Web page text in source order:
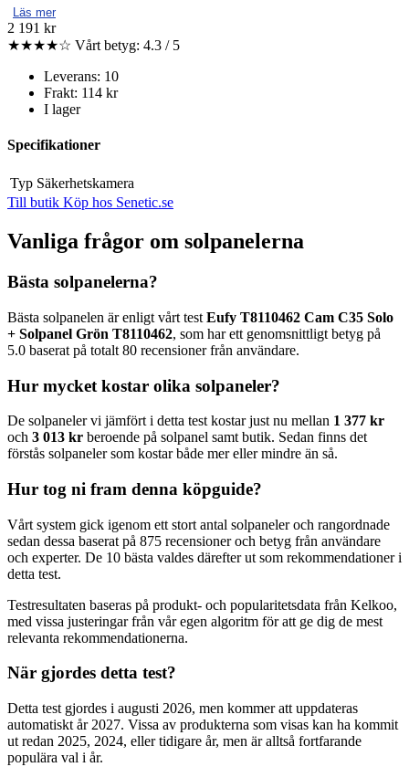
Läs mer
2 191 kr
★★★★☆ Vårt betyg: 4.3 / 5
Leverans: 10
Frakt: 114 kr
I lager
Specifikationer
Typ Säkerhetskamera
Till butik Köp hos Senetic.se
Vanliga frågor om solpanelerna
Bästa solpanelerna?
Bästa solpanelen är enligt vårt test Eufy T8110462 Cam C35 Solo
+ Solpanel Grön T8110462, som har ett genomsnittligt betyg på
5.0 baserat på totalt 80 recensioner från användare.
Hur mycket kostar olika solpaneler?
De solpaneler vi jämfört i detta test kostar just nu mellan 1 377 kr
och 3 013 kr beroende på solpanel samt butik. Sedan finns det
förstås solpaneler som kostar både mer eller mindre än så.
Hur tog ni fram denna köpguide?
Vårt system gick igenom ett stort antal solpaneler och rangordnade
sedan dessa baserat på 875 recensioner och betyg från användare
och experter. De 10 bästa valdes därefter ut som rekommendationer i
detta test.
Testresultaten baseras på produkt- och popularitetsdata från Kelkoo,
med vissa justeringar från vår egen algoritm för att ge dig de mest
relevanta rekommendationerna.
När gjordes detta test?
Detta test gjordes i augusti 2026, men kommer att uppdateras
automatiskt år 2027. Vissa av produkterna som visas kan ha kommit
ut redan 2025, 2024, eller tidigare år, men är alltså fortfarande
populära val i år.